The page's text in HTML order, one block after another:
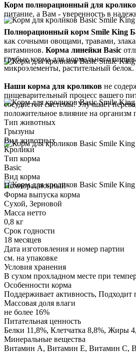
Корм полнорационный для
питание, а Вам - уверенность в
Полнорационный корм Smile King
как сочными овощами, травами,
витаминов. Корма линейки Basic
грубые корма для нормального
микроэлементы, растительный белок.
Наши корма для кроликов не
пищеварительный процесс вашего
сосудистой системы. Улучшает
положительное влияние на
Тип животных
Грызуны
Вид животных
Кролики
Тип корма
Basic
Вид корма
Полнорационный
Форма выпуска корма
Сухой, Зерновой
Масса нетто
0,8 кг
Срок годности
18 месяцев
Дата изготовления и номер партии
см. на упаковке
Условия хранения
В сухом прохладном месте при
Особенности корма
Поддерживает активность,
Массовая доля влаги
не более 16%
Питательная ценность
Белки 11,8%, Клетчатка 8,8%, Жиры
Минеральные вещества
Витамин А, Витамин Е, Витамин С,